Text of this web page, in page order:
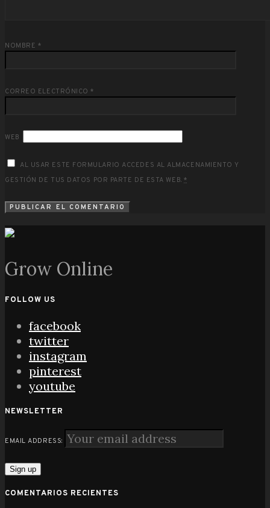
NOMBRE *
CORREO ELECTRÓNICO*
WEB
AL USAR ESTE FORMULARIO ACCEDES AL ALMACENAMIENTO Y
GESTIÓN DE TUS DATOS POR PARTE DE ESTA WEB.*
Grow Online
FOLLOW US
facebook
twitter
instagram
pinterest
youtube
NEWSLETTER
EMAIL ADDRESS:
COMENTARIOS RECIENTES